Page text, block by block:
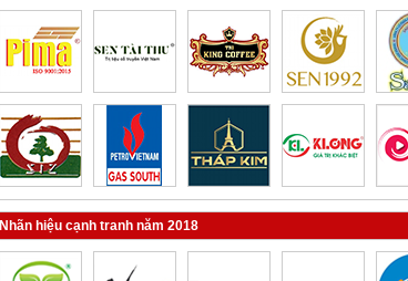
Nhãn hiệu cạnh tranh năm 2018